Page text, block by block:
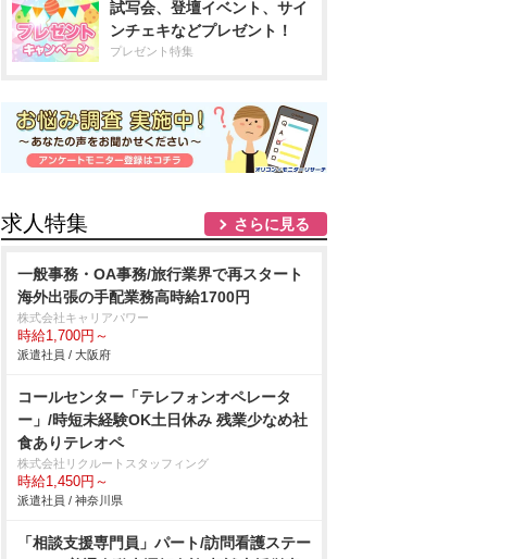
試写会、登壇イベント、サイ
ンチェキなどプレゼント！
プレゼント特集
求人特集 さらに見る
一般事務・OA事務/旅行業界で再スタート
海外出張の手配業務高時給1700円
株式会社キャリアパワー
時給1,700円～
派遣社員 / 大阪府
コールセンター「テレフォンオペレータ
ー」/時短未経験OK土日休み 残業少なめ社
食ありテレオペ
株式会社リクルートスタッフィング
時給1,450円～
派遣社員 / 神奈川県
「相談支援専門員」パート/訪問看護ステー